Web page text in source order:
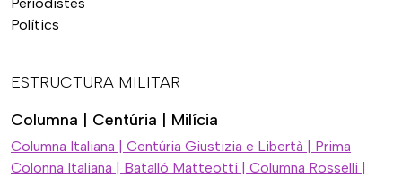
Polítics
ESTRUCTURA MILITAR
Columna | Centúria | Milícia
Columna Italiana | Centúria Giustizia e Libertà | Prima
Colonna Italiana | Batalló Matteotti | Columna Rosselli |